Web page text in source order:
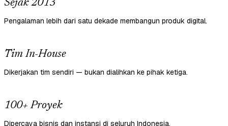
Sejak 2013
Pengalaman lebih dari satu dekade membangun produk digital.
Tim In-House
Dikerjakan tim sendiri — bukan dialihkan ke pihak ketiga.
100+ Proyek
Dipercaya bisnis dan instansi di seluruh Indonesia.